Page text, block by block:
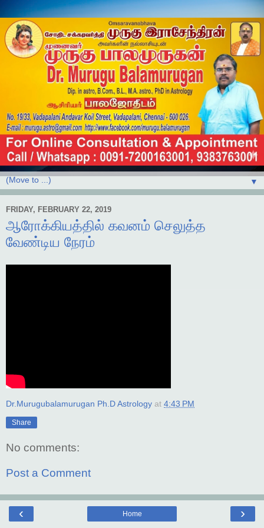
▼
FRIDAY, FEBRUARY 22, 2019
ஆரோக்கியத்தில் கவனம் செலுத்த
வேண்டிய நேரம்
Dr.Murugubalamurugan Ph.D Astrology at 4:43 PM
Share
No comments:
Post a Comment
‹ ›
Home